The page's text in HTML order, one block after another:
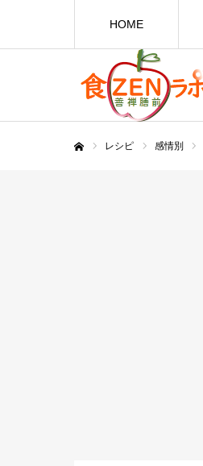
HOME
レシピ 感情別